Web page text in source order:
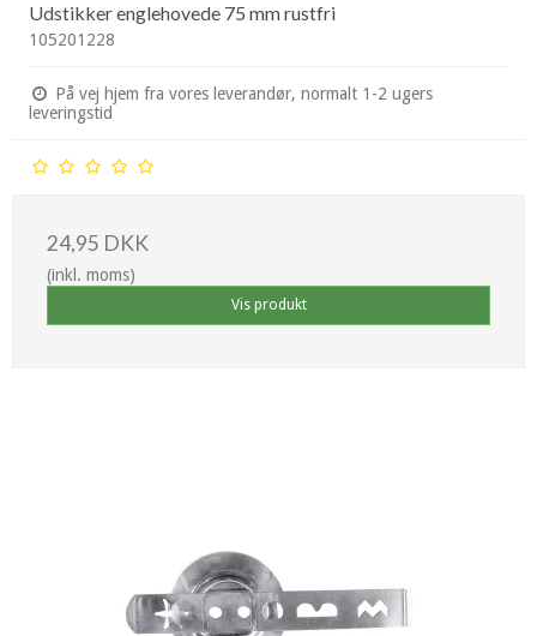
Udstikker englehovede 75 mm rustfri
105201228
På vej hjem fra vores leverandør, normalt 1-2 ugers
leveringstid
24,95 DKK
(inkl. moms)
Vis produkt